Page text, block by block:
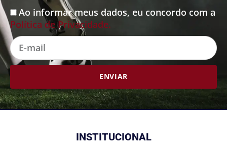
Ao informar meus dados, eu concordo com a
Política de Privacidade.
mail
ENVIAR
INSTITUCIONAL